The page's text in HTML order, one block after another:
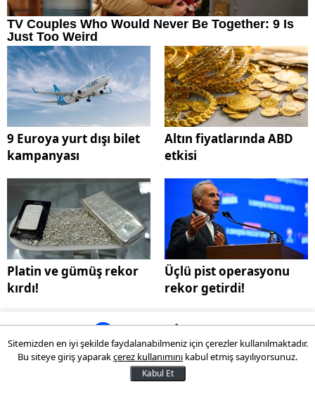
9 Euroya yurt dışı bilet
kampanyası
Altın fiyatlarında ABD
etkisi
Platin ve gümüş rekor
kırdı!
Üçlü pist operasyonu
rekor getirdi!
Yazılım ve Tasarım:Bilgin Pro
Para LimanıTüm Hakları Saklıdır
Sitemizden en iyi şekilde faydalanabilmeniz için çerezler kullanılmaktadır.
Bu siteye giriş yaparakçerez kullanımını kabul etmiş sayılıyorsunuz.
Kabul Et